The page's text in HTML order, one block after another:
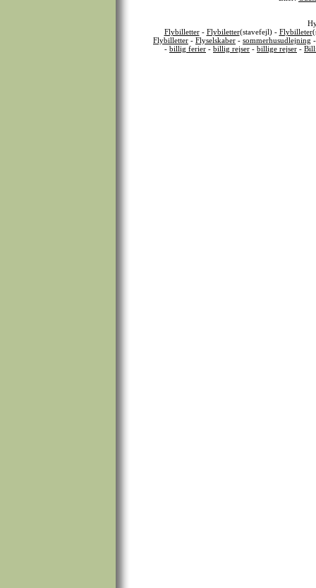
Flybilletter- Flybiletter(stavefejl) - Flybilleter
Flybilletter - Flyselskaber - sommerhusudlejning
- billig ferier - billig rejser - billige rejser -